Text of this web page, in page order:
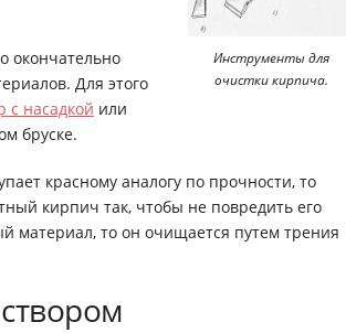
Инструменты для
очистки кирпича.
окончательно
Для этого
с насадкой или
бруске.
красному аналогу по прочности, то
кирпич так, чтобы не повредить его
материал, то он очищается путем трения